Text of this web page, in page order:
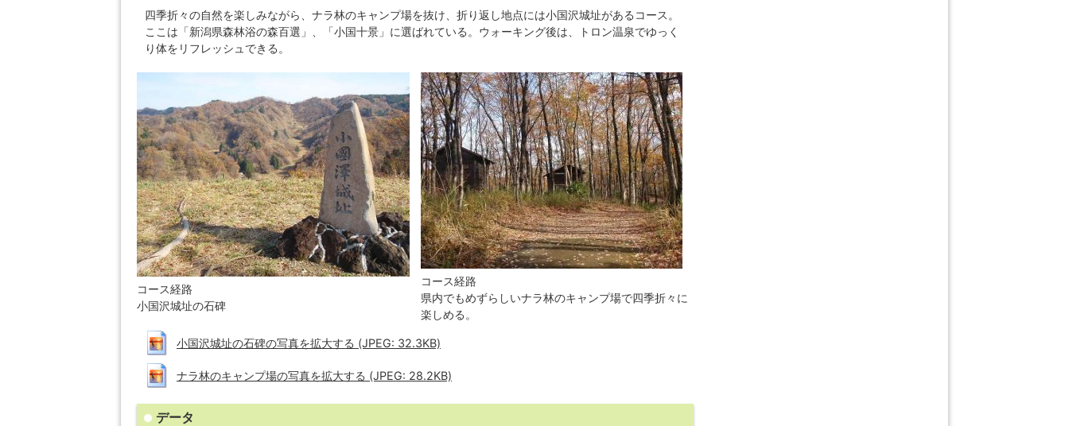
四季折々の自然を楽しみながら、ナラ林のキャンプ場を抜け、折り返し地点には小国沢城址があるコース。
ここは「新潟県森林浴の森百選」、「小国十景」に選ばれている。ウォーキング後は、トロン温泉でゆっく
り体をリフレッシュできる。
コース経路
小国沢城址の石碑
コース経路
県内でもめずらしいナラ林のキャンプ場で四季折々に
楽しめる。
小国沢城址の石碑の写真を拡大する (JPEG: 32.3KB)
ナラ林のキャンプ場の写真を拡大する (JPEG: 28.2KB)
データ